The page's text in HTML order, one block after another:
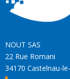
NOUT SAS
22 Rue Romani
34170 Castelnau-